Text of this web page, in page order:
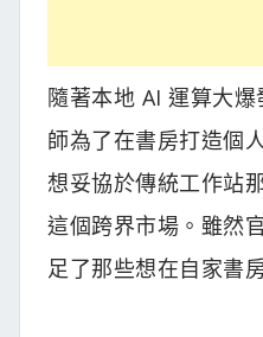
隨著本地 AI 運算大
師為了在書房打造個
想妥協於傳統工作站
這個跨界市場。雖然
足了那些想在自家書